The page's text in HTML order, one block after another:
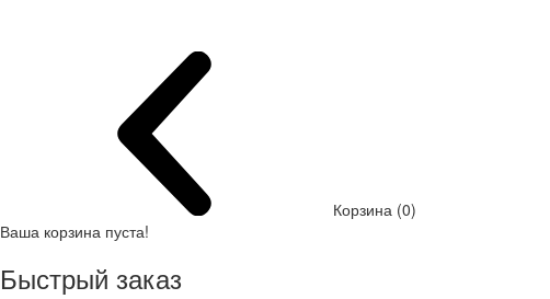
Корзина (0)
Ваша корзина пуста!
Быстрый заказ